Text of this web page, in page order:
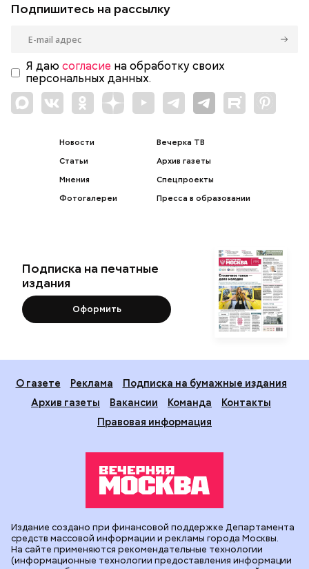
Подпишитесь на рассылку
Я даю согласие на обработку своих
персональных данных.
Новости
Статьи
Мнения
Фотогалереи
Вечерка ТВ
Архив газеты
Спецпроекты
Пресса в образовании
Подписка на печатные
издания
Оформить
О газете Реклама
Подписка на бумажные издания
Архив газеты
Вакансии Команда
Контакты
Правовая информация
Издание создано при финансовой поддержке Департамента
средств массовой информации и рекламы города Москвы.
На сайте применяются рекомендательные технологии
(информационные технологии предоставления информации